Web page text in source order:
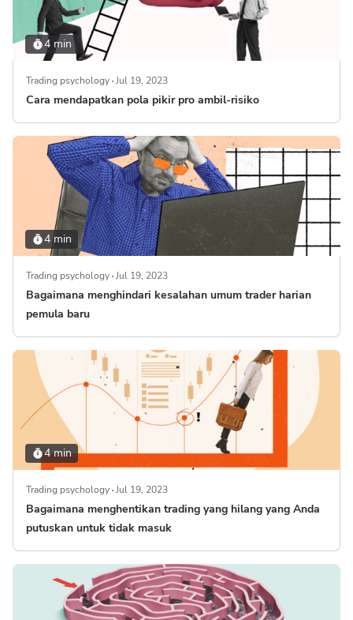
4 min
Trading psychology Jul 19, 2023
Cara mendapatkan pola pikir pro ambil-risiko
4 min
Trading psychology Jul 19, 2023
Bagaimana menghindari kesalahan umum trader harian
pemula baru
4 min
Trading psychology Jul 19, 2023
Bagaimana menghentikan trading yang hilang yang Anda
putuskan untuk tidak masuk